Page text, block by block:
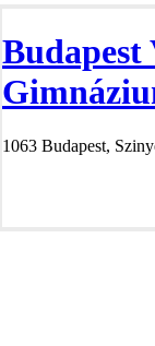
1063 Budapest,